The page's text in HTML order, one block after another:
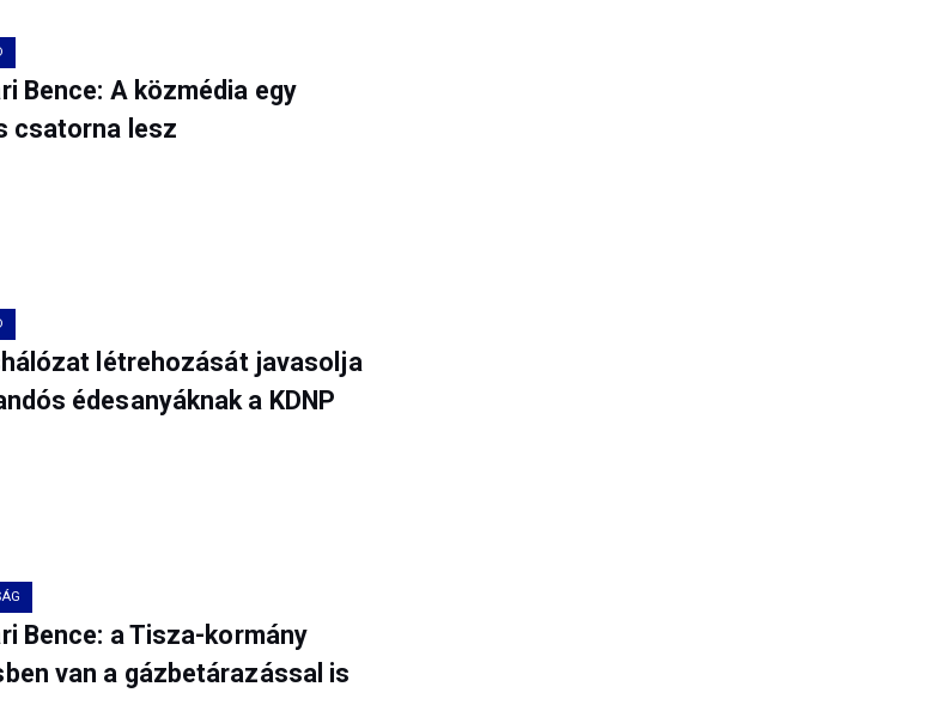
Bence: A közmédia egy
csatorna lesz
létrehozását javasolja
édesanyáknak a KDNP
Bence: a Tisza-kormány
van a gázbetárazással is